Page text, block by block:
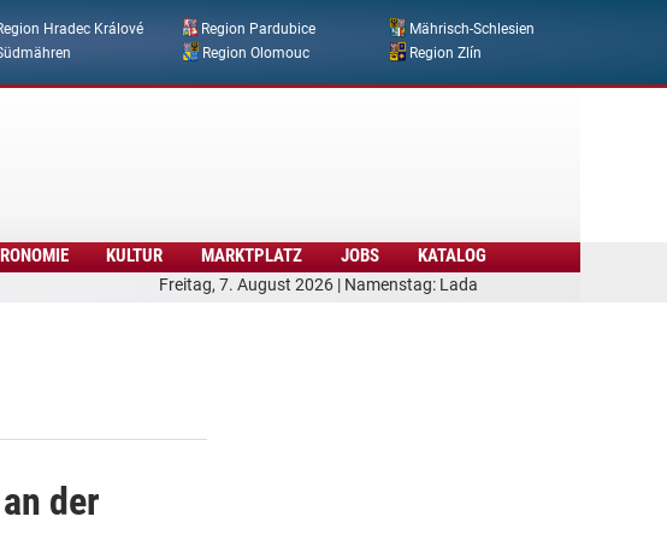
Hradec Králové Region Pardubice
Mährisch-Schlesien
Region Olomouc Region Zlín
Freitag, 7. August 2026 | Namenstag: Lada
KULTUR MARKTPLATZ JOBS KATALOG
der